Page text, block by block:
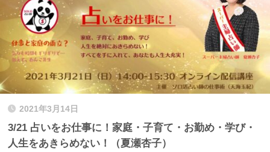
2021年3月14日
3/21 占いをお仕事に！家庭・子育て・お勤め・学び・
人生をあきらめない！（夏瀬杏子）